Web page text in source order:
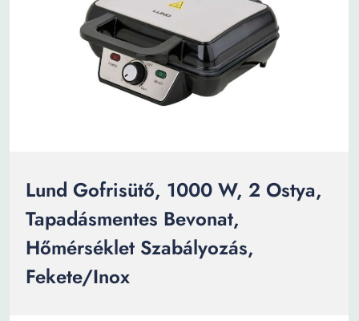
Lund Gofrisütő, 1000 W, 2 Ostya,
Tapadásmentes Bevonat,
Hőmérséklet Szabályozás,
Fekete/Inox